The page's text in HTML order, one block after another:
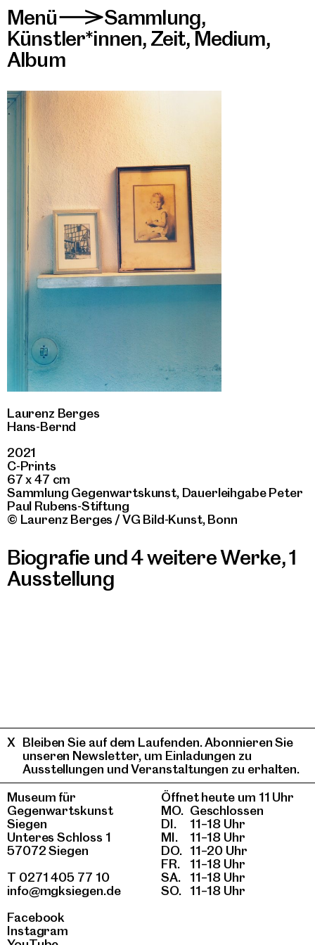
Menü>Sammlung,
Künstler*innen, Zeit, Medium,
Album
Laurenz Berges
Hans-Bernd
2021
C-Prints
67 x 47 cm
Sammlung Gegenwartskunst, Dauerleihgabe Peter
Paul Rubens-Stiftung
© Laurenz Berges / VG Bild-Kunst, Bonn
Biografie und 4 weitere Werke,1
Ausstellung
Museum für
Gegenwartskunst
Siegen
Unteres Schloss 1
57072 Siegen
T 0271 405 77 10
info@mgksiegen.de
Facebook
Instagram
Öffnet heute um 11 Uhr
MO. Geschlossen
DI.
11–18 Uhr
MI.
11–18 Uhr
DO. 11–20 Uhr
FR.
11–18 Uhr
SA.
11–18 Uhr
SO.
11–18 Uhr
Bleiben Sie auf dem Laufenden. Abonnieren Sie
unseren Newsletter, um Einladungen zu
Ausstellungen und Veranstaltungen zu erhalten.